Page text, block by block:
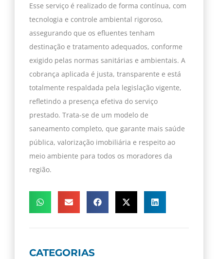
Esse serviço é realizado de forma contínua, com
tecnologia e controle ambiental rigoroso,
assegurando que os efluentes tenham
destinação e tratamento adequados, conforme
exigido pelas normas sanitárias e ambientais. A
cobrança aplicada é justa, transparente e está
totalmente respaldada pela legislação vigente,
refletindo a presença efetiva do serviço
prestado. Trata-se de um modelo de
saneamento completo, que garante mais saúde
pública, valorização imobiliária e respeito ao
meio ambiente para todos os moradores da
região.
CATEGORIAS